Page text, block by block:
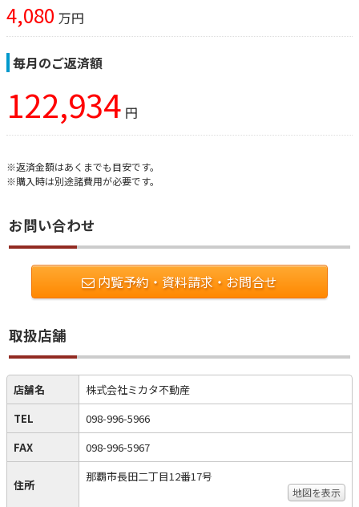
4,080 万円
毎月のご返済額
122,934 円
※返済金額はあくまでも目安です。
※購入時は別途諸費用が必要です。
お問い合わせ
内覧予約・資料請求・お問合せ
取扱店舗
店舗名
株式会社ミカタ不動産
TEL
098-996-5966
FAX
098-996-5967
住所
那覇市長田二丁目12番17号
地図を表示